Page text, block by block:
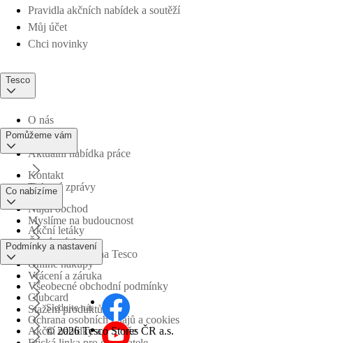
Pravidla akčních nabídek a soutěží
Můj účet
Chci novinky
Tesco
O nás
Aktuální nabídka práce
Tiskové zprávy
Myslíme na budoucnost
Obchodní skupina Tesco
Pomůžeme vám
Kontakt
Najdi obchod
Časté otázky
Vrácení a záruka
Stažení produktů
Co nabízíme
Akční letáky
Online nákupy
Clubcard
Akční nabídky a soutěže
Podmínky a nastavení
Všeobecné obchodní podmínky
Ochrana osobních údajů a cookies
Sledujte nás
© 2026 Tesco Stores ČR a.s.